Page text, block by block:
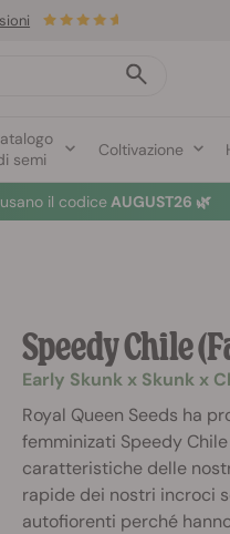
semi
Coltivazione
il codice AUGUST26 🌿
Speedy Chile
Early Skunk x Skunk x
Royal Queen Seeds ha
femminizati Speedy
caratteristiche delle
rapide dei nostri incroci
autofiorenti perché